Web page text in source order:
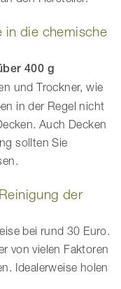
in die chemische
400 g
und Trockner, wie
in der Regel nicht
Auch Decken
sollten Sie
der
bei rund 30 Euro.
von vielen Faktoren
Idealerweise holen